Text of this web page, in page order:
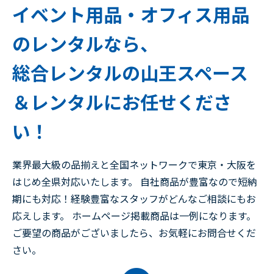
イベント用品・オフィス用品
のレンタルなら、
総合レンタルの山王スペース
＆レンタルにお任せくださ
い！
業界最大級の品揃えと全国ネットワークで東京・大阪を
はじめ全県対応いたします。 自社商品が豊富なので短納
期にも対応！経験豊富なスタッフがどんなご相談にもお
応えします。 ホームページ掲載商品は一例になります。
ご要望の商品がございましたら、お気軽にお問合せくだ
さい。